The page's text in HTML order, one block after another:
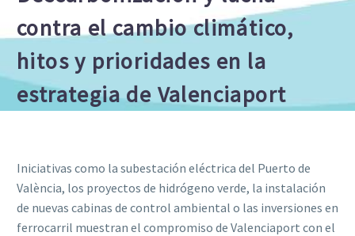
contra el cambio climático,
hitos y prioridades en la
estrategia de Valenciaport
Iniciativas como la subestación eléctrica del Puerto de
València, los proyectos de hidrógeno verde, la instalación
de nuevas cabinas de control ambiental o las inversiones en
ferrocarril muestran el compromiso de Valenciaport con el